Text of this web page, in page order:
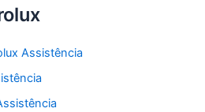
Assistência